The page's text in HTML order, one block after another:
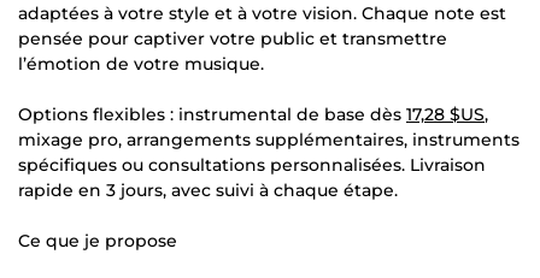
adaptées à votre style et à votre vision. Chaque note est
pensée pour captiver votre public et transmettre
l’émotion de votre musique.
Options flexibles : instrumental de base dès 17,28 $US,
mixage pro, arrangements supplémentaires, instruments
spécifiques ou consultations personnalisées. Livraison
rapide en 3 jours, avec suivi à chaque étape.
Ce que je propose